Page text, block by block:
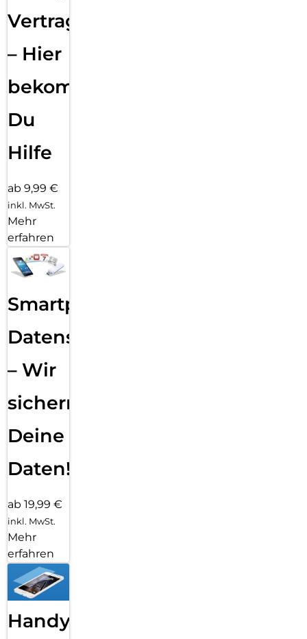
Vertragsabwicklung
– Hier
bekommst
Du
Hilfe
ab 9,99 €
inkl. MwSt.
Mehr
erfahren
Smartphone
Datensicherung
– Wir
sichern
Deine
Daten!
ab 19,99 €
inkl. MwSt.
Mehr
erfahren
Handy